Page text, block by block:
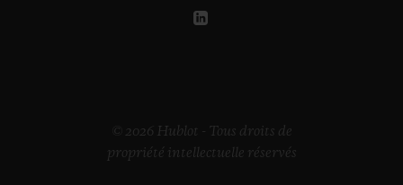
© 2026 Hublot - Tous droits de
propriété intellectuelle réservés